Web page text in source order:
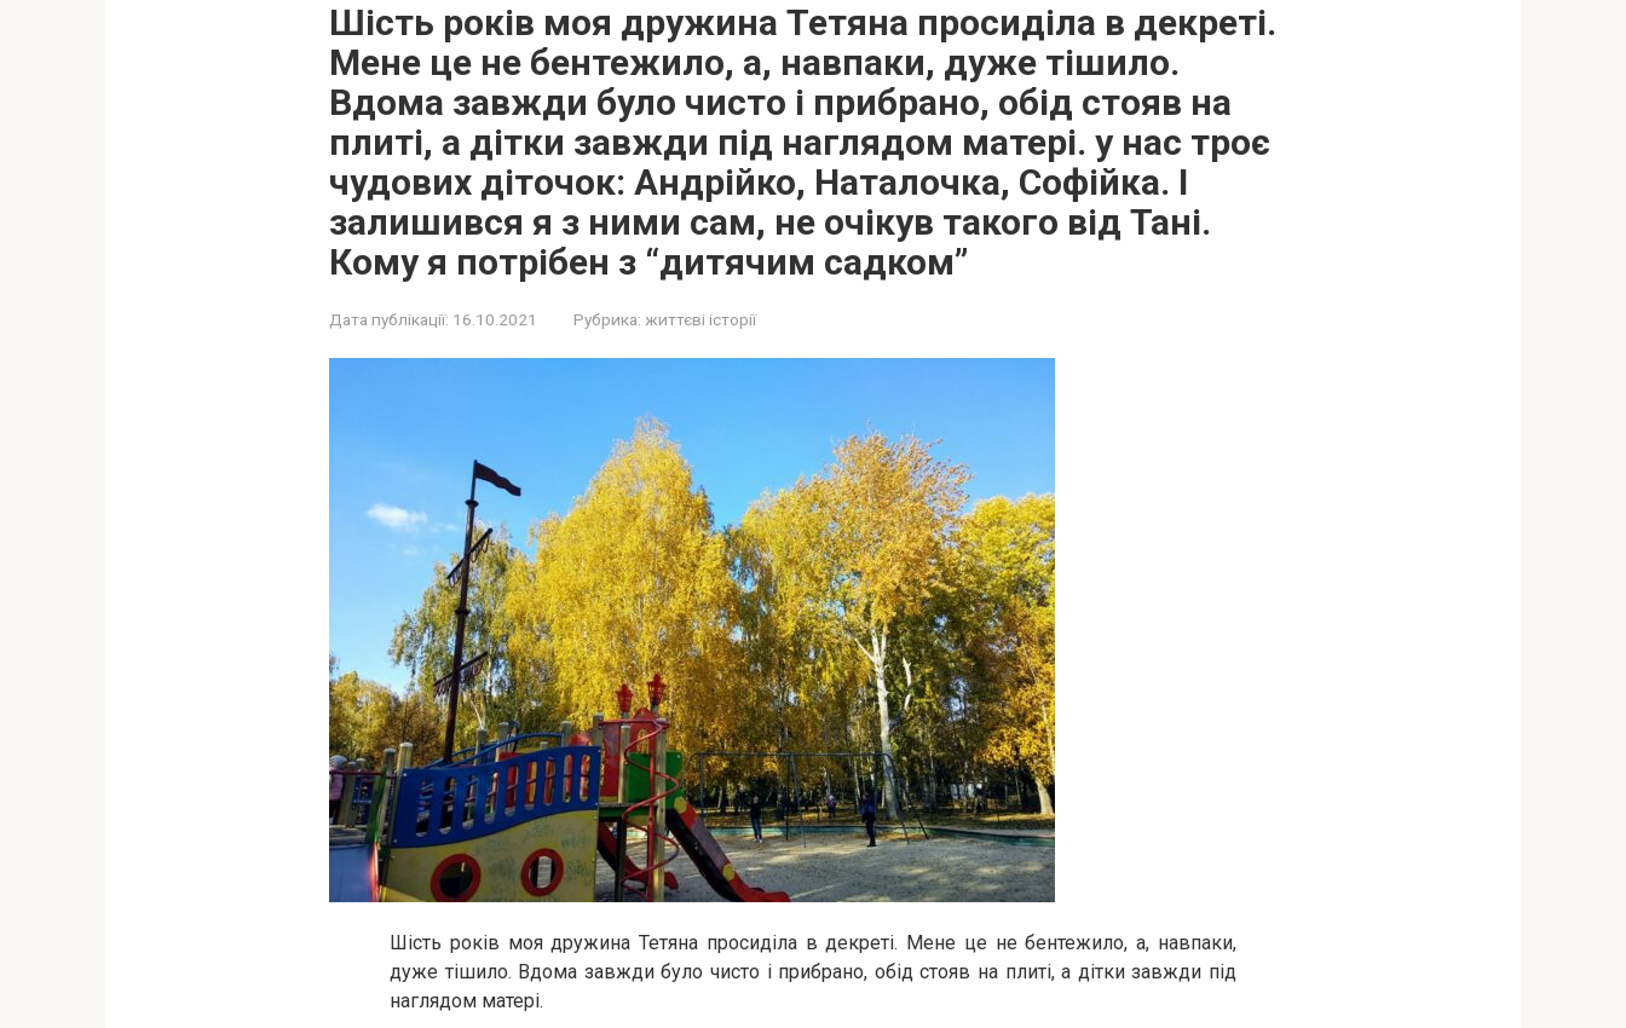
Шість років моя дружина Тетяна просиділа в декреті.
Мене це не бентежило, а, навпаки, дуже тішило.
Вдома завжди було чисто і прибрано, обід стояв на
плиті, а дітки завжди під наглядом матері. у нас троє
чудових діточок: Андрійко, Наталочка, Софійка. І
залишився я з ними сам, не очікув такого від Тані.
Кому я потрібен з “дитячим садком”
Дата публікації: 16.10.2021 Рубрика: життєві історії
Шість років моя дружина Тетяна просиділа в декреті. Мене це не бентежило, а, навпаки,
дуже тішило. Вдома завжди було чисто і прибрано, обід стояв на плиті, а дітки завжди під
наглядом матері.